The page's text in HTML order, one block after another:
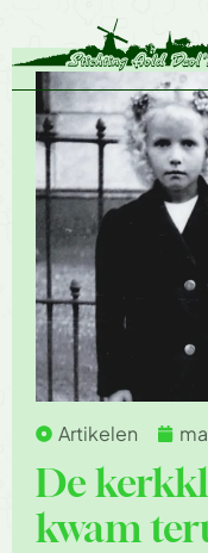
Artikelen
De
kwam